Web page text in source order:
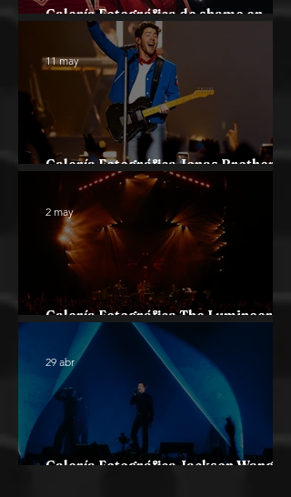
Galería Fotográfica de shame en
Chile 2026
Galería Fotográfica Jonas Brothers
en Chile 2026
11 may
Galería Fotográfica The Lumineers en
Chile 2026
2 may
Galería Fotográfica Jackson Wang en
29 abr